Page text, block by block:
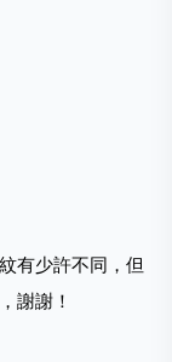
有少許不同，但
謝謝！